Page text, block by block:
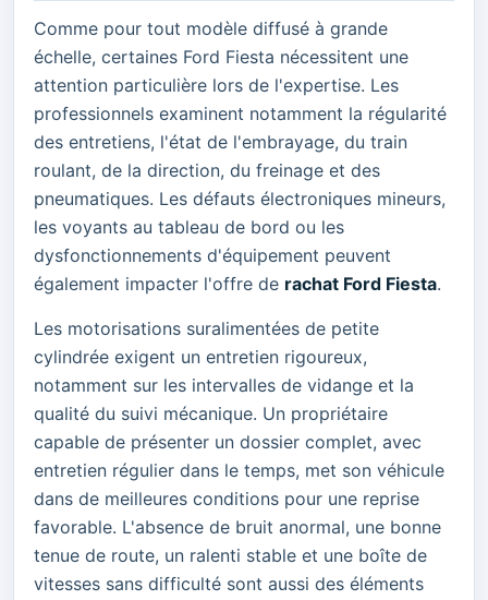
Comme pour tout modèle diffusé à grande
échelle, certaines Ford Fiesta nécessitent une
attention particulière lors de l'expertise. Les
professionnels examinent notamment la régularité
des entretiens, l'état de l'embrayage, du train
roulant, de la direction, du freinage et des
pneumatiques. Les défauts électroniques mineurs,
les voyants au tableau de bord ou les
dysfonctionnements d'équipement peuvent
également impacter l'offre de rachat Ford Fiesta.
Les motorisations suralimentées de petite
cylindrée exigent un entretien rigoureux,
notamment sur les intervalles de vidange et la
qualité du suivi mécanique. Un propriétaire
capable de présenter un dossier complet, avec
entretien régulier dans le temps, met son véhicule
dans de meilleures conditions pour une reprise
favorable. L'absence de bruit anormal, une bonne
tenue de route, un ralenti stable et une boîte de
vitesses sans difficulté sont aussi des éléments